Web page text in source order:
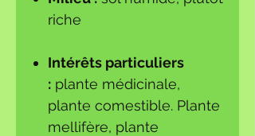
riche
Intérêts particuliers
: plante médicinale,
plante comestible. Plante
mellifère, plante